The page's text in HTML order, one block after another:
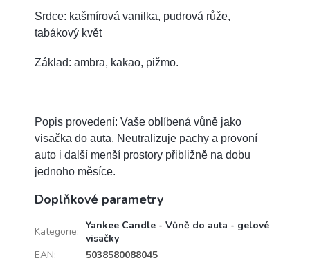
Srdce: kašmírová vanilka, pudrová růže,
tabákový květ
Základ: ambra, kakao, pižmo.
Popis provedení: Vaše oblíbená vůně jako
visačka do auta. Neutralizuje pachy a provoní
auto i další menší prostory přibližně na dobu
jednoho měsíce.
Doplňkové parametry
Kategorie: Yankee Candle - Vůně do auta - gelové
visačky
EAN: 5038580088045